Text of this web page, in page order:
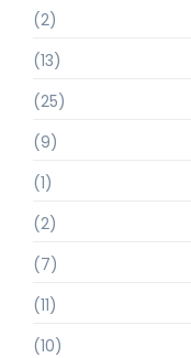
(2)
(13)
(25)
(9)
(1)
(2)
(7)
(11)
(10)